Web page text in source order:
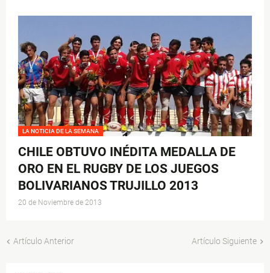
LA NOTICIA DE LA SEMANA
CHILE OBTUVO INÉDITA MEDALLA DE
ORO EN EL RUGBY DE LOS JUEGOS
BOLIVARIANOS TRUJILLO 2013
20 de Noviembre de 2013
Artículo Anterior Artículo Siguiente